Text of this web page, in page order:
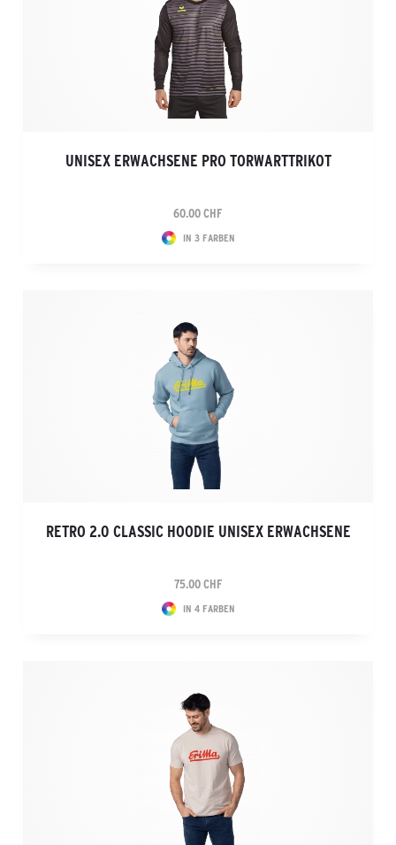
UNISEX ERWACHSENE PRO TORWARTTRIKOT
60.00 CHF
IN 3 FARBEN
RETRO 2.0 CLASSIC HOODIE UNISEX ERWACHSENE
75.00 CHF
IN 4 FARBEN